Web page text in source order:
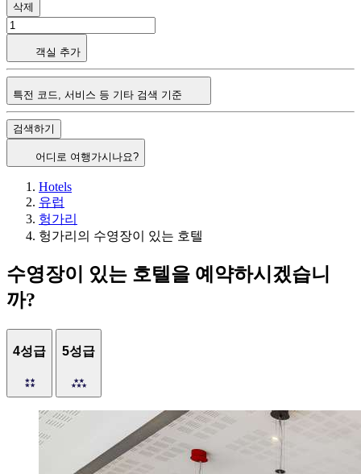
삭제
객실 추가
특전 코드, 서비스 등 기타 검색 기준
검색하기
어디로 여행가시나요?
Hotels
유럽
헝가리
헝가리의 수영장이 있는 호텔
수영장이 있는 호텔을 예약하시겠습니
까?
4성급 5성급